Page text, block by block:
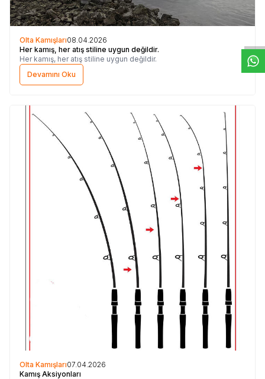
W
h
t
s
a
p
p
D
e
s
e
H
a
t
t
Olta Kamışları08.04.2026
Her kamış, her atış stiline uygun değildir.
Her kamış, her atış stiline uygun değildir.
Devamını Oku
Olta Kamışları07.04.2026
Kamış Aksiyonları